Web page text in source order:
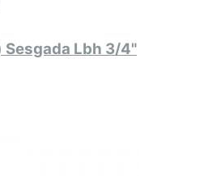
Sesgada Lbh 3/4"